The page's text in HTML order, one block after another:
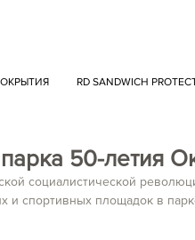
RD SANDWICH
50-летия
социалистической
и спортивных площадок в